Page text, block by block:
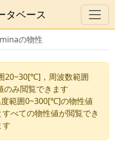
タベース
の物性
20~30[℃]，周波数範囲
のみ閲覧できます
範囲0~300[℃]の物性値
べての物性値が閲覧でき
す